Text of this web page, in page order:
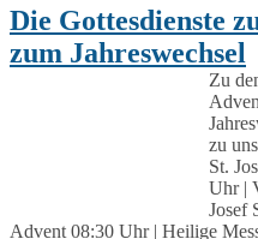
Die Gottesdienste
zum Jahreswechsel
Zu
zu
St.
Uhr |
Josef
Advent 08:30 Uhr | Heilige